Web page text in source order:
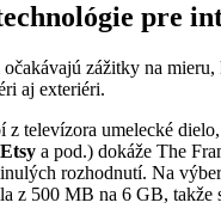
pre
zážitky na
aj exteriéri.
z televízora umelecké
a pod.) dokáže The
rozhodnutí. Na
z 500 MB na 6 GB,